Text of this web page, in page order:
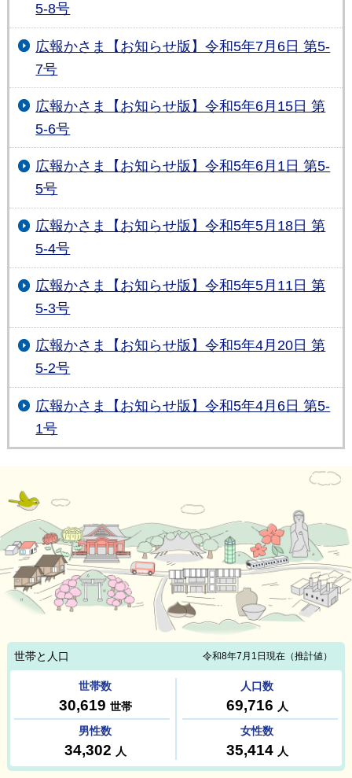
5-8号
広報かさま【お知らせ版】令和5年7月6日 第5-
7号
広報かさま【お知らせ版】令和5年6月15日 第
5-6号
広報かさま【お知らせ版】令和5年6月1日 第5-
5号
広報かさま【お知らせ版】令和5年5月18日 第
5-4号
広報かさま【お知らせ版】令和5年5月11日 第
5-3号
広報かさま【お知らせ版】令和5年4月20日 第
5-2号
広報かさま【お知らせ版】令和5年4月6日 第5-
1号